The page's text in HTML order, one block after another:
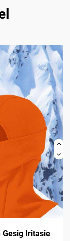
Gesig Iritasie